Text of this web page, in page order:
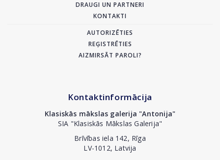
DRAUGI UN PARTNERI
KONTAKTI
AUTORIZĒTIES
REĢISTRĒTIES
AIZMIRSĀT PAROLI?
Kontaktinformācija
Klasiskās mākslas galerija "Antonija"
SIA "Klasiskās Mākslas Galerija"
Brīvības iela 142, Rīga
LV-1012, Latvija